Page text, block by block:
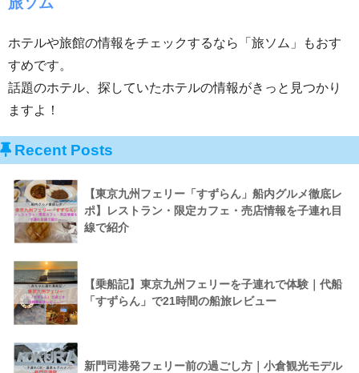
ホテルや旅館の情報をチェックするなら「旅ソム」もおす
すめです。
話題のホテル、探していたホテルの情報がきっと見つかり
ますよ！
Recent Posts
【東京九州フェリー「すずらん」船内グルメ徹底レ
ポ】レストラン・限定カフェ・売店情報を子連れ目
線で紹介
【乗船記】東京九州フェリーを子連れで体験｜代船
「すずらん」で21時間の船旅レビュー
新門司港発フェリー前の過ごし方｜小倉観光モデル